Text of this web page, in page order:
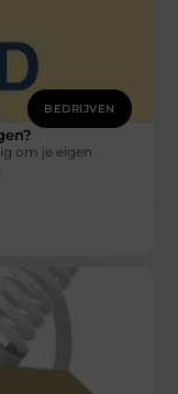
BEDRIJVEN
om je eigen